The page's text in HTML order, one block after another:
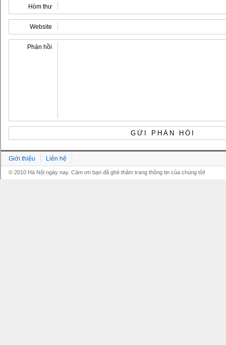
Hòm thư
Website
Phản hồi
Giới thiệu Liên hệ
© 2010 Hà Nội ngày nay. Cảm ơn bạn đã ghé thăm trang thông tin của chúng tôi!